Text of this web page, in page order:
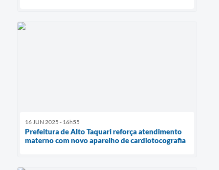
16 JUN 2025 - 16h55
Prefeitura de Alto Taquari reforça atendimento
materno com novo aparelho de cardiotocografia